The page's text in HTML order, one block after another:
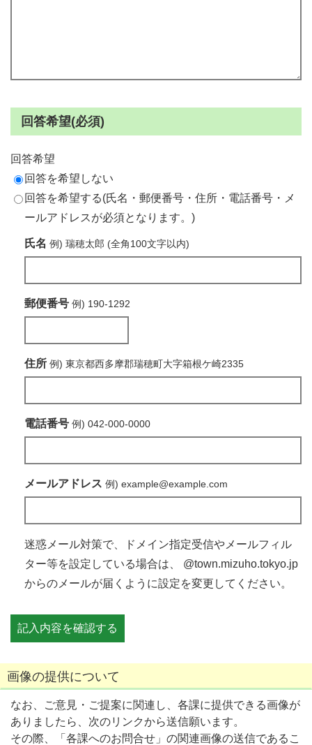
回答希望(必須)
回答希望
回答を希望しない
回答を希望する(氏名・郵便番号・住所・電話番号・メ
ールアドレスが必須となります。)
氏名 例) 瑞穂太郎 (全角100文字以内)
郵便番号 例) 190-1292
住所 例) 東京都西多摩郡瑞穂町大字箱根ケ崎2335
電話番号 例) 042-000-0000
メールアドレス 例) example@example.com
迷惑メール対策で、ドメイン指定受信やメールフィル
ター等を設定している場合は、
@town.mizuho.tokyo.jp
からのメールが届くように設定を変更してください。
画像の提供について
なお、ご意見・ご提案に関連し、各課に提供できる画像が
ありましたら、次のリンクから送信願います。
その際、「各課へのお問合せ」の関連画像の送信であるこ